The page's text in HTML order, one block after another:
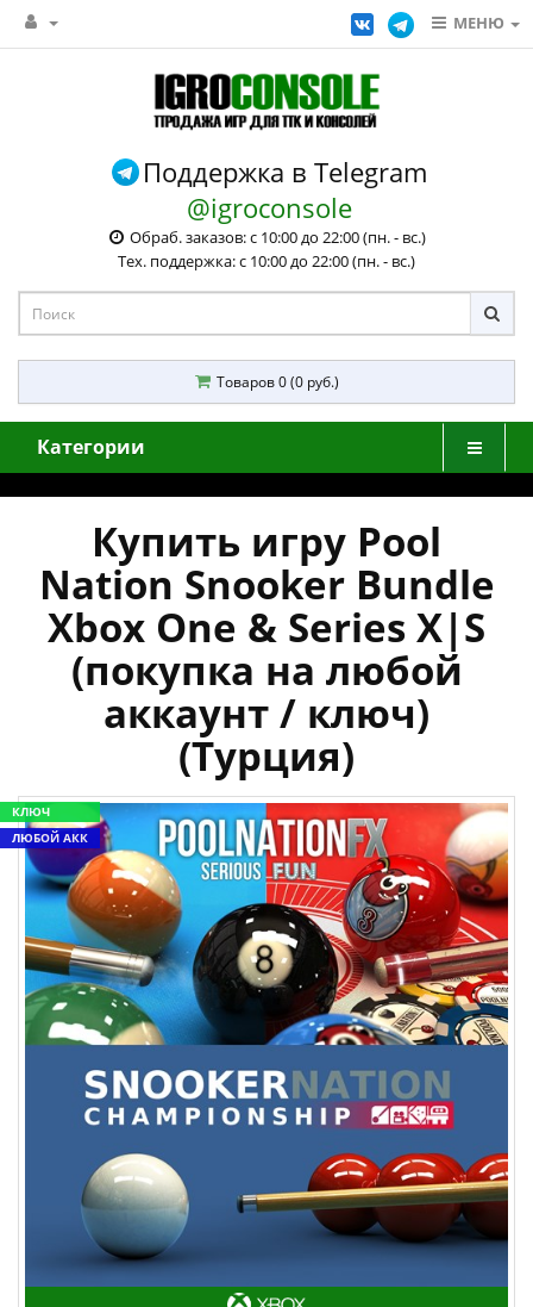
МЕНЮ
Поддержка в Telegram
@igroconsole
Обраб. заказов: с 10:00 до 22:00 (пн. - вс.)
Тех. поддержка: с 10:00 до 22:00 (пн. - вс.)
Товаров 0 (0 руб.)
Категории
Купить игру Pool
Nation Snooker Bundle
Xbox One & Series X|S
(покупка на любой
аккаунт / ключ)
(Турция)
КЛЮЧ
ЛЮБОЙ АКК